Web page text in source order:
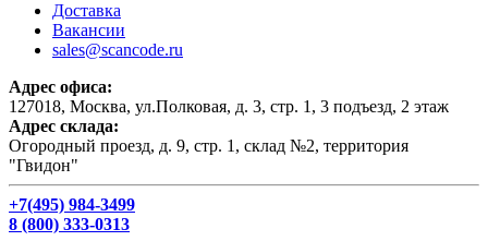
Доставка
Вакансии
sales@scancode.ru
Адрес офиса:
127018, Москва, ул.Полковая, д. 3, стр. 1, 3 подъезд, 2 этаж
Адрес склада:
Огородный проезд, д. 9, стр. 1, склад №2, территория
"Гвидон"
+7(495) 984-3499
8 (800) 333-0313